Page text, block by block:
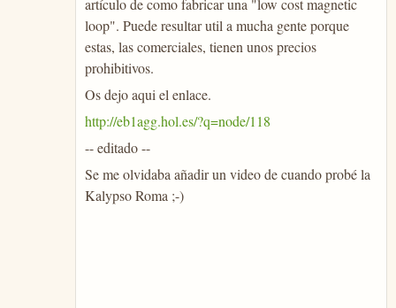
artículo de como fabricar una "low cost magnetic
loop". Puede resultar util a mucha gente porque
estas, las comerciales, tienen unos precios
prohibitivos.
Os dejo aqui el enlace.
http://eb1agg.hol.es/?q=node/118
-- editado --
Se me olvidaba añadir un video de cuando probé la
Kalypso Roma ;-)